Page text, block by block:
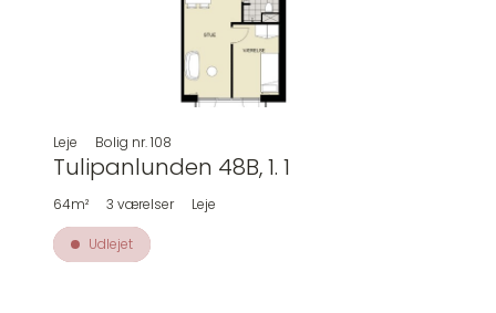
Leje Bolig nr. 108
Tulipanlunden 48B, 1. 1
64m² 3 værelser Leje
Udlejet